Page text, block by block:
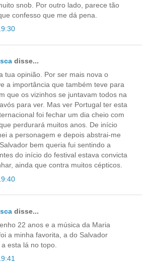
snob. Por outro lado, parece tão
confesso que me dá pena.
disse...
tua opinião. Por ser mais nova o
a importância que também teve para
que os vizinhos se juntavam todos na
para ver. Mas ver Portugal ter esta
foi fechar um dia cheio com
perdurará muitos anos. De início
a personagem e depois abstrai-me
bem queria fui sentindo a
do início do festival estava convicta
ainda que contra muitos cépticos.
disse...
22 anos e a música da Maria
a minha favorita, a do Salvador
esta lá no topo.